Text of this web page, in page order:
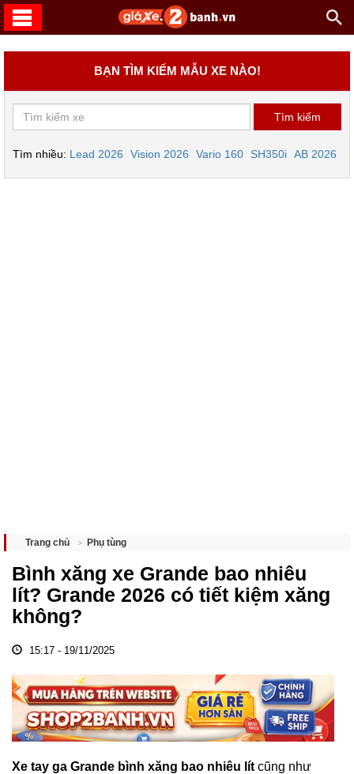
BẠN TÌM KIẾM MẪU XE NÀO!
Tìm nhiều: Lead 2026 Vision 2026 Vario 160 SH350i AB 2026
Trang chủ Phụ tùng
Bình xăng xe Grande bao nhiêu
lít? Grande 2026 có tiết kiệm xăng
không?
15:17 - 19/11/2025
Xe tay ga Grande bình xăng bao nhiêu lít cũng như